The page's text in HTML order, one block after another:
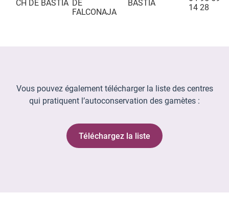
CH DE BASTIA DE
FALCONAJA
BASTIA
14 28
Vous pouvez également télécharger la liste des centres
qui pratiquent l’autoconservation des gamètes :
Téléchargez la liste